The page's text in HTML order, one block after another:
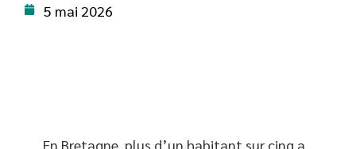
5 mai 2026
En Bretagne, plus d’un habitant sur cinq a